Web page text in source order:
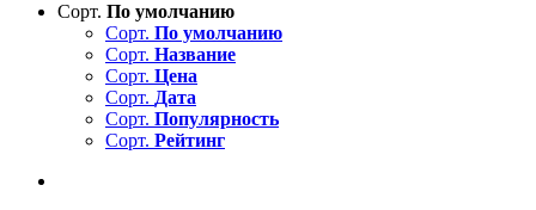
Сорт. По умолчанию
Сорт. По умолчанию
Сорт. Название
Сорт. Цена
Сорт. Дата
Сорт. Популярность
Сорт. Рейтинг